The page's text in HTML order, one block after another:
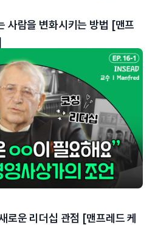
사람을 변화시키는 방법 [맨프
로운 리더십 관점 [맨프레드 케